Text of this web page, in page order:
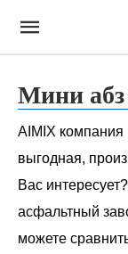
Мини абз
AIMIX компания
выгодная,
Вас
асфальтный
можете